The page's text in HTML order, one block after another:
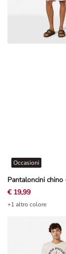
Occasioni
€ 19,99
+1 altro colore